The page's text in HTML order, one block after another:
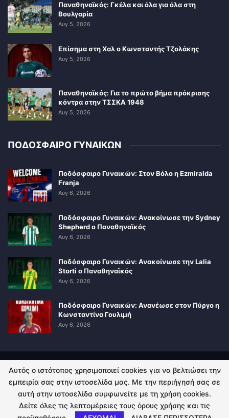
Παναθηναϊκός: Γκέλα και όλα για όλα στη
Βουλγαρία
Αυγ 5, 2026
Επίσημα στη Χαλ ο Κωνσταντής Τζολάκης
Αυγ 5, 2026
Παναθηναϊκός: Για το πρώτο βήμα πρόκρισης
κόντρα στην ΤΣΣΚΑ 1948
Αυγ 5, 2026
ΠΟΔΟΣΦΑΙΡΟ ΓΥΝΑΙΚΩΝ
Ποδόσφαιρο Γυναικών: Στον Βόλο η Ezmiralda
Franja
Αυγ 6, 2026
Ποδόσφαιρο Γυναικών: Ανακοίνωσε την Sydney
Shepherd ο Παναθηναϊκός
Αυγ 6, 2026
Ποδόσφαιρο Γυναικών: Ανακοίνωσε την Lalia
Storti ο Παναθηναϊκός
Αυγ 6, 2026
Ποδόσφαιρο Γυναικών: Ανανέωσε στον Πύργο η
Κωνσταντίνα Γουλιμή
Αυγ 6, 2026
ΠΟΛΙΤΙΚΗ ΑΠΟΡΡΗΤΟΥ ΕΠΙΚΟΙΝΩΝΙΑ
© 2026 - Kingsport.gr. All Rights Reserved.
Αυτός ο ιστότοπος χρησιμοποιεί cookies για να βελτιώσει την
εμπειρία σας στην ιστοσελίδα μας. Με την περιήγησή σας σε
αυτή στην ιστοσελίδα συμφωνείτε με τη χρήση cookies.
Δείτε όλες τις λεπτομέρειες τους όρους χρήσης και τις